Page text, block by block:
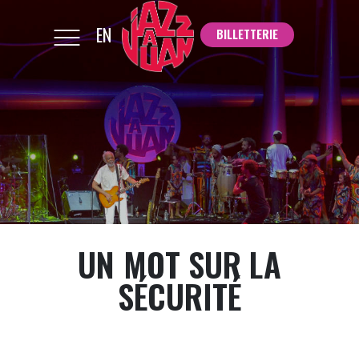
EN BILLETTERIE
UN MOT SUR LA
SÉCURITÉ
BILLETTERIE